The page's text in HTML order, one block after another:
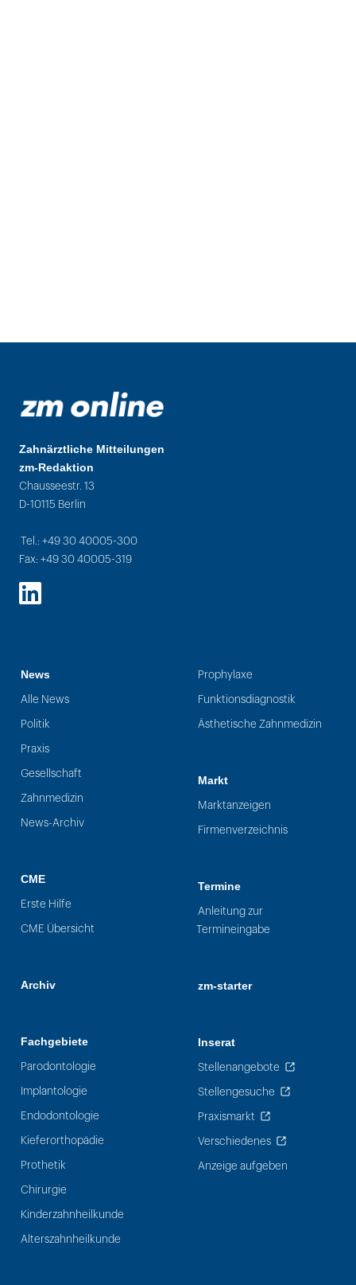
Zahnärztliche Mitteilungen
zm-Redaktion
Chausseestr. 13
D-10115 Berlin
Tel.: +49 30 40005-300
Fax: +49 30 40005-319
LinkedIn
News
Alle News
Politik
Praxis
Gesellschaft
Zahnmedizin
News-Archiv
CME
Erste Hilfe
CME Übersicht
Archiv
Fachgebiete
Parodontologie
Implantologie
Endodontologie
Kieferorthopädie
Prothetik
Chirurgie
Kinderzahnheilkunde
Alterszahnheilkunde
Prophylaxe
Funktionsdiagnostik
Ästhetische Zahnmedizin
Markt
Marktanzeigen
Firmenverzeichnis
Termine
Anleitung zur
Termineingabe
zm-starter
Inserat
Stellenangebote
Stellengesuche
Praxismarkt
Verschiedenes
Anzeige aufgeben